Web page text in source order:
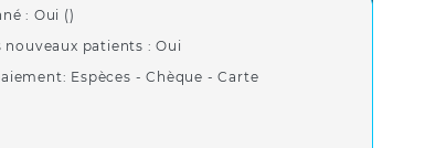
: Oui ()
nouveaux patients : Oui
Espèces - Chèque - Carte